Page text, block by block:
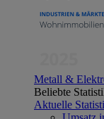
Metall &
Beliebte
Aktuelle